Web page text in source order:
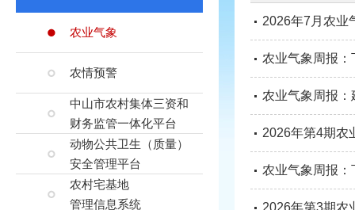
农业气象
农情预警
中山市农村集体三资和
财务监管一体化平台
动物公共卫生（质量）
安全管理平台
农村宅基地
管理信息系统
2026年7月农业
农业气象周报
农业气象周报
2026年第4期农
农业气象周报
2026年第3期农